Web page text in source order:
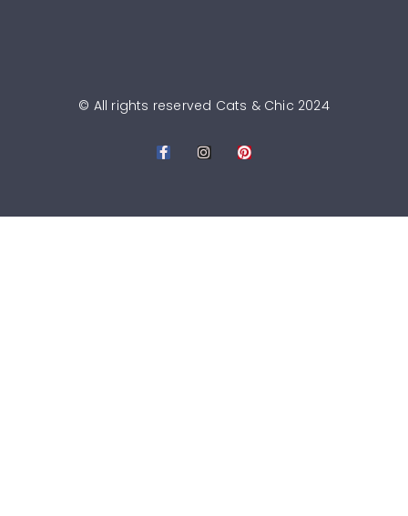
© All rights reserved Cats & Chic 2024